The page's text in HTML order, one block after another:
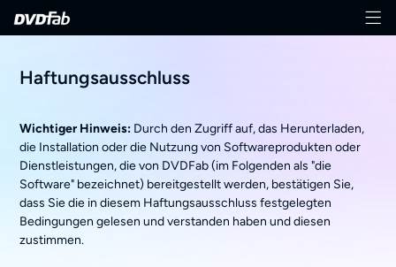
Haftungsausschluss
Wichtiger Hinweis: Durch den Zugriff auf, das Herunterladen,
die Installation oder die Nutzung von Softwareprodukten oder
Dienstleistungen, die von DVDFab (im Folgenden als "die
Software" bezeichnet) bereitgestellt werden, bestätigen Sie,
dass Sie die in diesem Haftungsausschluss festgelegten
Bedingungen gelesen und verstanden haben und diesen
zustimmen.